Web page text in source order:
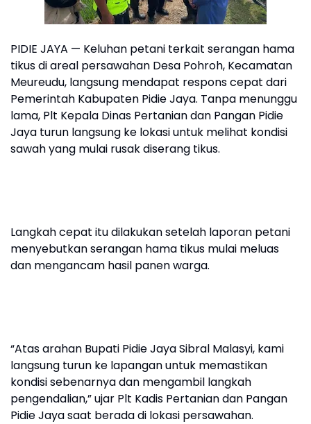
PIDIE JAYA — Keluhan petani terkait serangan hama
tikus di areal persawahan Desa Pohroh, Kecamatan
Meureudu, langsung mendapat respons cepat dari
Pemerintah Kabupaten Pidie Jaya. Tanpa menunggu
lama, Plt Kepala Dinas Pertanian dan Pangan Pidie
Jaya turun langsung ke lokasi untuk melihat kondisi
sawah yang mulai rusak diserang tikus.
Langkah cepat itu dilakukan setelah laporan petani
menyebutkan serangan hama tikus mulai meluas
dan mengancam hasil panen warga.
“Atas arahan Bupati Pidie Jaya Sibral Malasyi, kami
langsung turun ke lapangan untuk memastikan
kondisi sebenarnya dan mengambil langkah
pengendalian,” ujar Plt Kadis Pertanian dan Pangan
Pidie Jaya saat berada di lokasi persawahan.